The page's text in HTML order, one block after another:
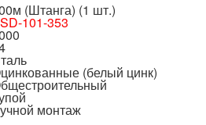
(Штанга) (1 шт.)
101-353
(белый цинк)
монтаж